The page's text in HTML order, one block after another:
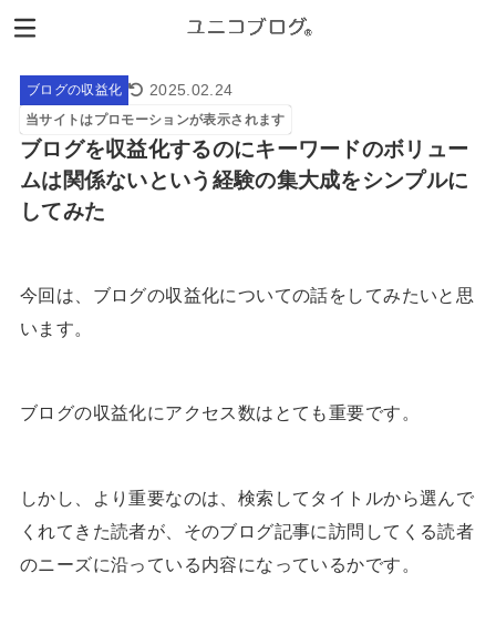
ブログの収益化 2025.02.24
当サイトはプロモーションが表示されます
ブログを収益化するのにキーワードのボリュー
ムは関係ないという経験の集大成をシンプルに
してみた
今回は、ブログの収益化についての話をしてみたいと思
います。
ブログの収益化にアクセス数はとても重要です。
しかし、より重要なのは、検索してタイトルから選んで
くれてきた読者が、そのブログ記事に訪問してくる読者
のニーズに沿っている内容になっているかです。